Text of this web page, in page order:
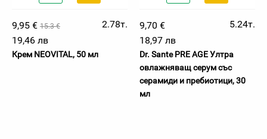
9,95 € 15.3 €
2.78т.
19,46 лв
Крем NEOVITAL, 50 мл
9,70 €
5.24т.
18,97 лв
Dr. Sante PRE AGE Ултра
овлажняващ серум със
серамиди и пребиотици, 30
мл